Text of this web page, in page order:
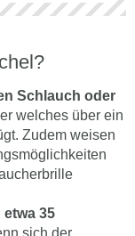
Schlauch oder
welches über ein
Zudem weisen
35